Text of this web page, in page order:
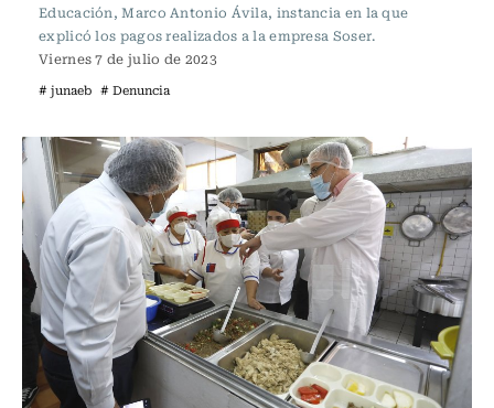
Educación, Marco Antonio Ávila, instancia en la que
explicó los pagos realizados a la empresa Soser.
Viernes 7 de julio de 2023
# junaeb # Denuncia